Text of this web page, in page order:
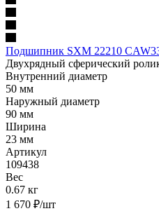
Подшипник SXM 22210
Двухрядный сферический
Внутренний диаметр
50 мм
Наружный диаметр
90 мм
Ширина
23 мм
Артикул
109438
Вес
0.67 кг
1 670 ₽/шт